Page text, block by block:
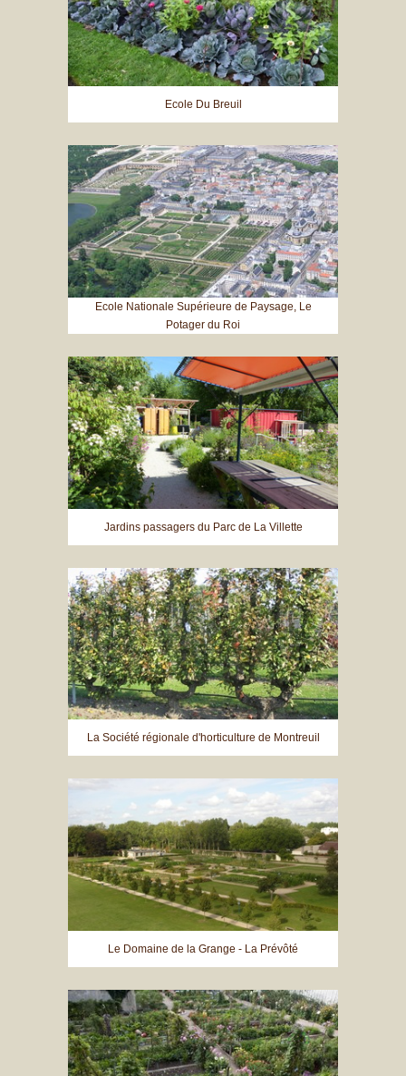
Ecole Du Breuil
Ecole Nationale Supérieure de Paysage, Le
Potager du Roi
Jardins passagers du Parc de La Villette
La Société régionale d'horticulture de Montreuil
Le Domaine de la Grange - La Prévôté